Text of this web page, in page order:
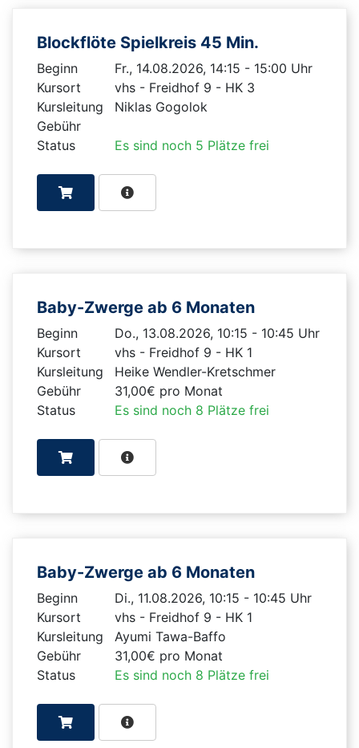
Blockflöte Spielkreis 45 Min.
Beginn
Fr., 14.08.2026, 14:15 - 15:00 Uhr
Kursort
vhs - Freidhof 9 - HK 3
Kursleitung
Niklas Gogolok
Gebühr
Status
Es sind noch 5 Plätze frei
Baby-Zwerge ab 6 Monaten
Beginn
Do., 13.08.2026, 10:15 - 10:45 Uhr
Kursort
vhs - Freidhof 9 - HK 1
Kursleitung
Heike Wendler-Kretschmer
Gebühr
31,00€ pro Monat
Status
Es sind noch 8 Plätze frei
Baby-Zwerge ab 6 Monaten
Beginn
Di., 11.08.2026, 10:15 - 10:45 Uhr
Kursort
vhs - Freidhof 9 - HK 1
Kursleitung
Ayumi Tawa-Baffo
Gebühr
31,00€ pro Monat
Status
Es sind noch 8 Plätze frei